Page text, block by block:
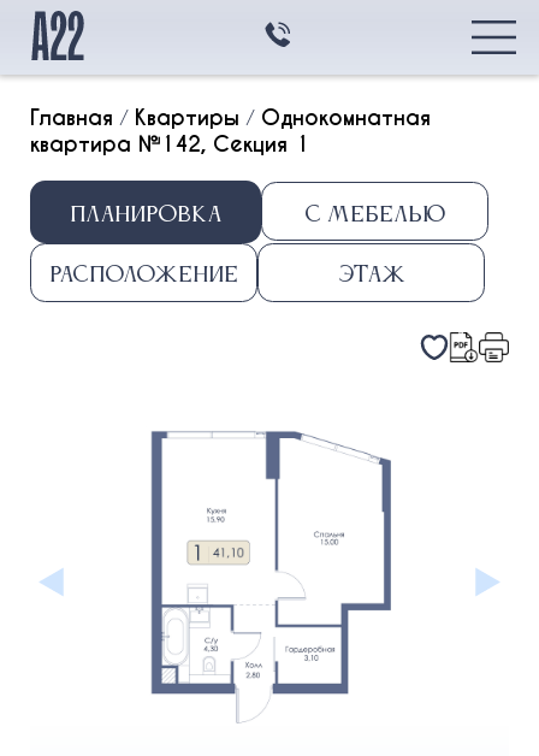
Главная
Квартиры
Транспортная
доступность
Квартиры
3k
Главная / Квартиры / Однокомнатная
квартира №142, Секция 1
Планировка С мебелью
Расположение Этаж